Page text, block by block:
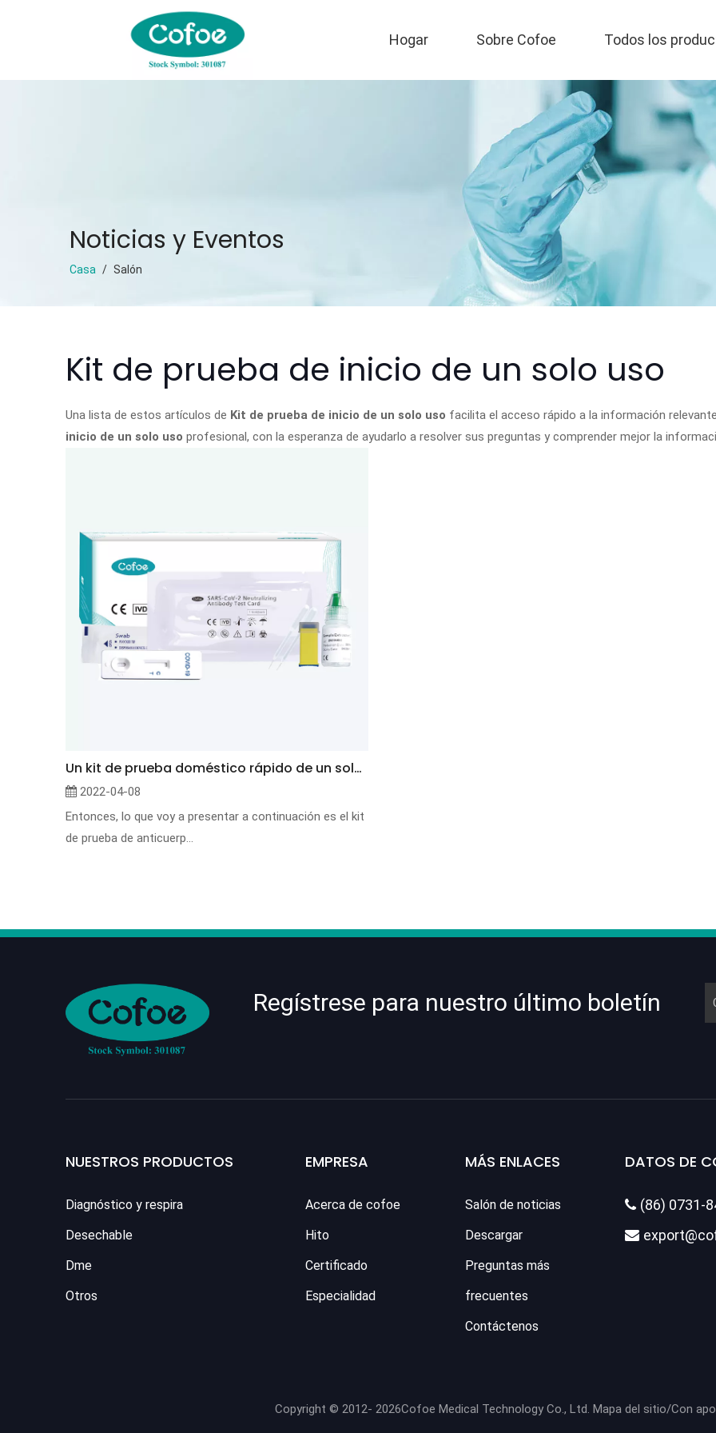
Hogar Sobre Cofoe Todos los
Noticias y Eventos
Casa / Salón
Kit de prueba de inicio de un solo uso
Una lista de estos artículos de Kit de prueba de inicio de un solo uso facilita el acceso rápido a la información
inicio de un solo uso profesional, con la esperanza de ayudarlo a resolver sus preguntas y comprender mejor la
Un kit de prueba doméstico rápido de un solo uso para anticuerpos neutralizantes de coronavirus novedosos
2022-04-08
Entonces, lo que voy a presentar a continuación es el kit
de prueba de anticuerp...
Regístrese para nuestro último boletín
NUESTROS PRODUCTOS
Diagnóstico y respira
Desechable
Dme
Otros
EMPRESA
Acerca de cofoe
Hito
Certificado
Especialidad
MÁS ENLACES
Salón de noticias
Descargar
Preguntas más
frecuentes
Contáctenos
DATOS DE
 (86) 0731-

Copyright © 2012- 2026Cofoe Medical Technology Co., Ltd. Mapa del sitio/Con